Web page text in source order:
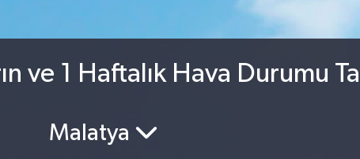
ve 1 Haftalık Hava Durumu
Malatya